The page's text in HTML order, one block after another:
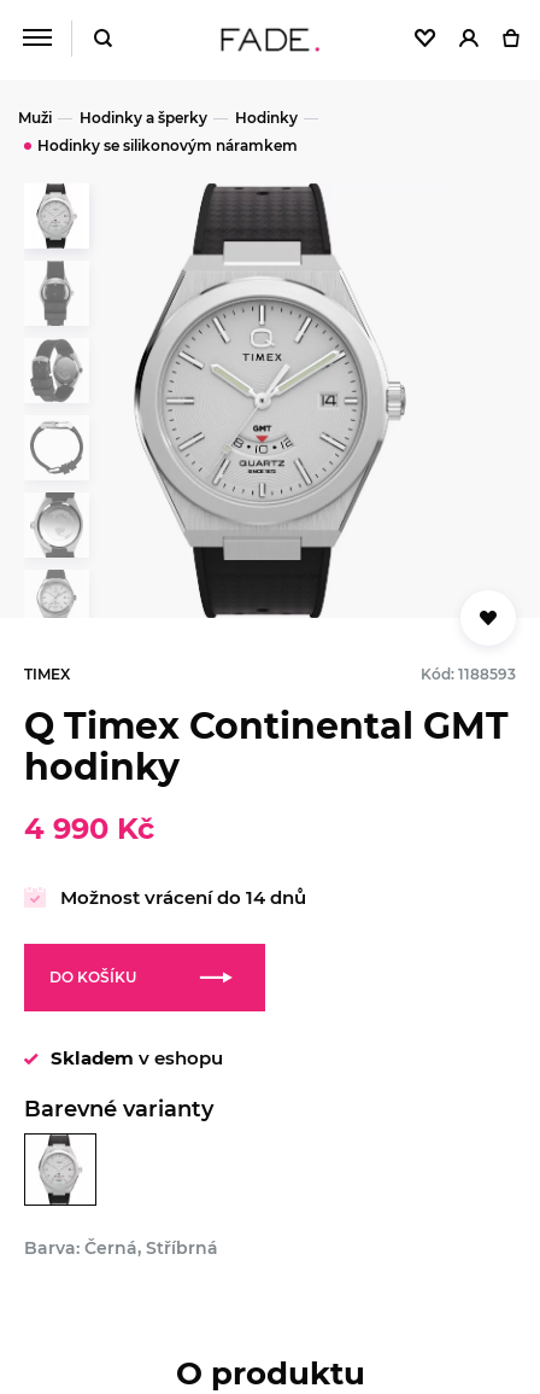
Muži Hodinky a šperky
Hodinky
Hodinky se silikonovým náramkem
TIMEX Kód: 1188593
Q Timex Continental GMT
hodinky
4 990 Kč
Možnost vrácení do 14 dnů
DO KOŠÍKU
Skladem v eshopu
Barevné varianty
Barva: Černá, Stříbrná
O produktu